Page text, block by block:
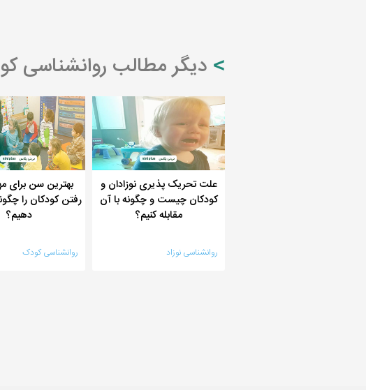
دیگر مطالب روانشناسی
علت تحریک پذیری نوزادان و
کودکان چیست و چگونه با آن
مقابله کنیم؟
روانشناسی نوزاد
بهترین سن برای
رفتن کودکان را
دهیم؟
روانشناسی کودک